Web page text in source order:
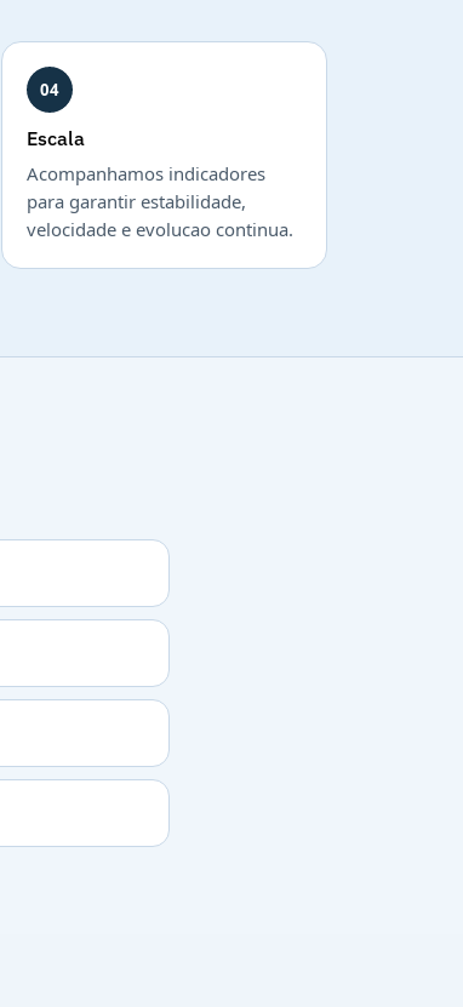
04
Escala
Acompanhamos indicadores
para garantir estabilidade,
velocidade e evolucao continua.